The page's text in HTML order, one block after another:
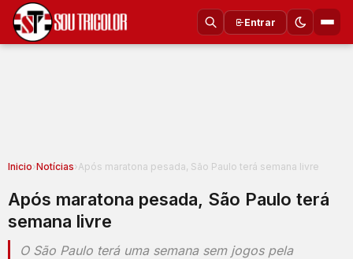
Entrar
Inicio›Notícias›Após maratona pesada, São Paulo terá semana livre
Após maratona pesada, São Paulo terá
semana livre
O São Paulo terá uma semana sem jogos pela